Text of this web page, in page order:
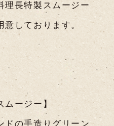
理長特製スムージー
しております。
ムージー】
ドの手造りグリーン